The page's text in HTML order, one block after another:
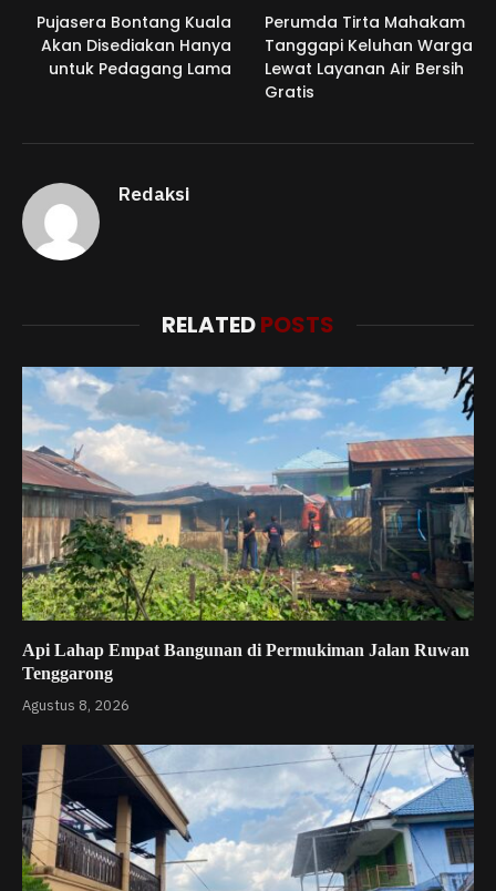
Pujasera Bontang Kuala
Akan Disediakan Hanya
untuk Pedagang Lama
Perumda Tirta Mahakam
Tanggapi Keluhan Warga
Lewat Layanan Air Bersih
Gratis
Redaksi
RELATEDPOSTS
Api Lahap Empat Bangunan di Permukiman Jalan Ruwan
Tenggarong
Agustus 8, 2026